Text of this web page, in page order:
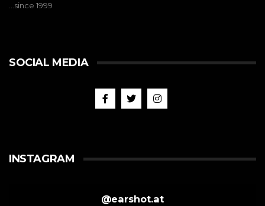
…since 1999
SOCIAL MEDIA
INSTAGRAM
@earshot.at